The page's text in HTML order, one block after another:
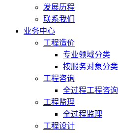
发展历程
联系我们
业务中心
工程造价
专业领域分类
按服务对象分类
工程咨询
全过程工程咨询
工程监理
全过程监理
工程设计